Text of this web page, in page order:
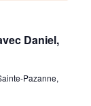
Daniel,
Pazanne,